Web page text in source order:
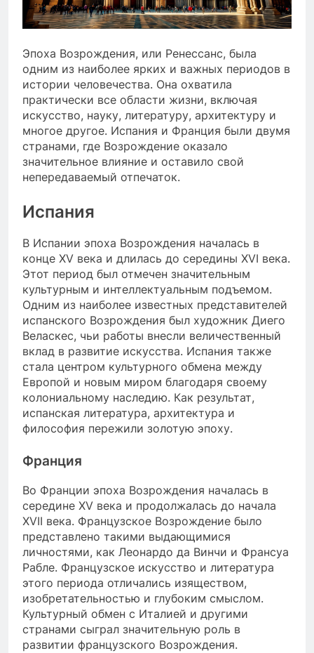
Эпоха Возрождения, или Ренессанс, была
одним из наиболее ярких и важных периодов в
истории человечества. Она охватила
практически все области жизни, включая
искусство, науку, литературу, архитектуру и
многое другое. Испания и Франция были двумя
странами, где Возрождение оказало
значительное влияние и оставило свой
непередаваемый отпечаток.
Испания
В Испании эпоха Возрождения началась в
конце XV века и длилась до середины XVI века.
Этот период был отмечен значительным
культурным и интеллектуальным подъемом.
Одним из наиболее известных представителей
испанского Возрождения был художник Диего
Веласкес, чьи работы внесли величественный
вклад в развитие искусства. Испания также
стала центром культурного обмена между
Европой и новым миром благодаря своему
колониальному наследию. Как результат,
испанская литература, архитектура и
философия пережили золотую эпоху.
Франция
Во Франции эпоха Возрождения началась в
середине XV века и продолжалась до начала
XVII века. Французское Возрождение было
представлено такими выдающимися
личностями, как Леонардо да Винчи и Франсуа
Рабле. Французское искусство и литература
этого периода отличались изяществом,
изобретательностью и глубоким смыслом.
Культурный обмен с Италией и другими
странами сыграл значительную роль в
развитии французского Возрождения.